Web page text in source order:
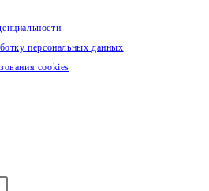
персональных данных
cookies